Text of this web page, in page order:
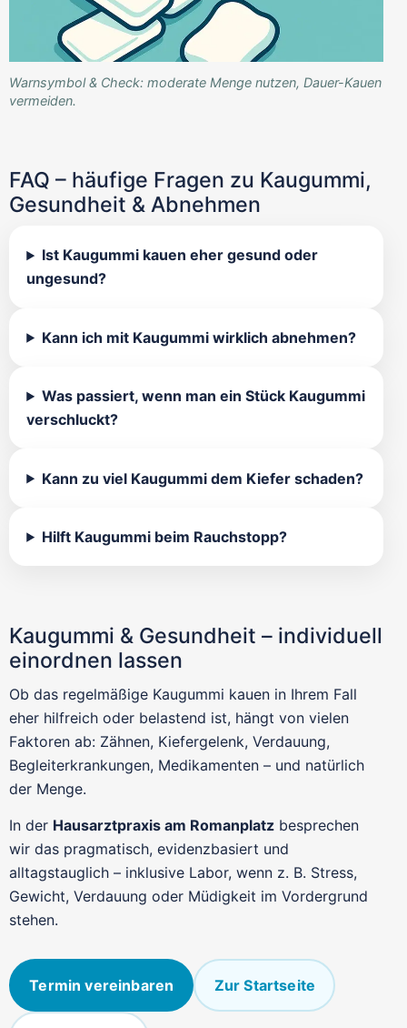
Warnsymbol & Check: moderate Menge nutzen, Dauer-Kauen
vermeiden.
FAQ – häufige Fragen zu Kaugummi,
Gesundheit & Abnehmen
Ist Kaugummi kauen eher gesund oder
ungesund?
Kann ich mit Kaugummi wirklich abnehmen?
Was passiert, wenn man ein Stück Kaugummi
verschluckt?
Kann zu viel Kaugummi dem Kiefer schaden?
Hilft Kaugummi beim Rauchstopp?
Kaugummi & Gesundheit – individuell
einordnen lassen
Ob das regelmäßige Kaugummi kauen in Ihrem Fall
eher hilfreich oder belastend ist, hängt von vielen
Faktoren ab: Zähnen, Kiefergelenk, Verdauung,
Begleiterkrankungen, Medikamenten – und natürlich
der Menge.
In der Hausarztpraxis am Romanplatz besprechen
wir das pragmatisch, evidenzbasiert und
alltagstauglich – inklusive Labor, wenn z. B. Stress,
Gewicht, Verdauung oder Müdigkeit im Vordergrund
stehen.
Termin vereinbaren Zur Startseite